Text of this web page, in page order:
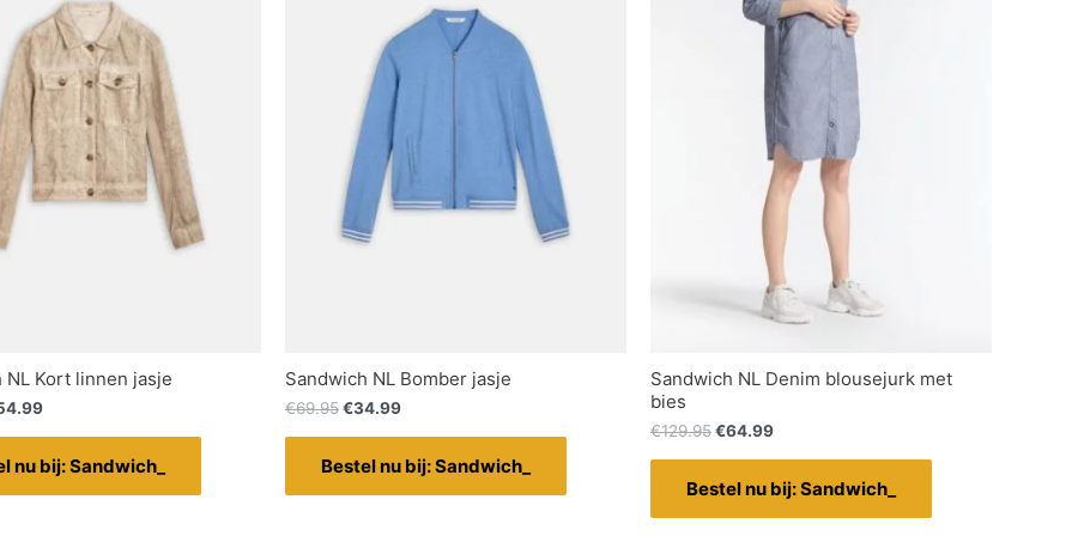
NL Kort linnen jasje
nu bij: Sandwich_
Sandwich NL Bomber jasje
€69.95€34.99
Bestel nu bij: Sandwich_
Sandwich NL Denim blousejurk met
bies
€129.95€64.99
Bestel nu bij: Sandwich_